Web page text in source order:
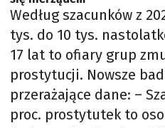
Według szacunków z
tys. do 10 tys.
17 lat to ofiary grup
prostytucji. Nowsze
przerażające dane: –
proc. prostytutek to